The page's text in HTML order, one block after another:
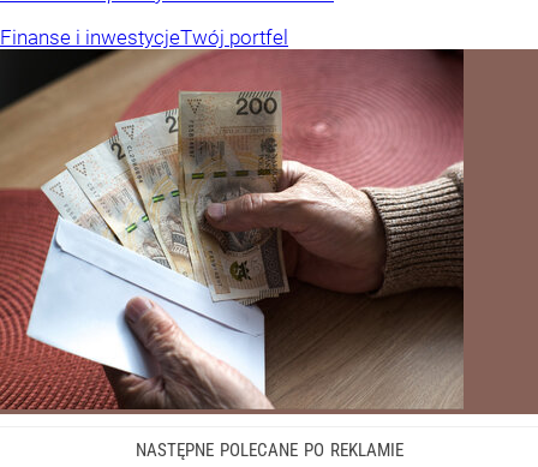
Finanse i inwestycjeTwój portfel